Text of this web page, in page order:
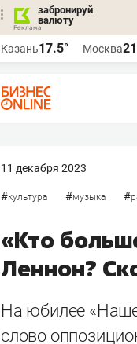
забронируй
валюту
Казань17.5° Москва
11 декабря 2023
#культура #музыка #
«Кто
Леннон?
На юбилее
слово